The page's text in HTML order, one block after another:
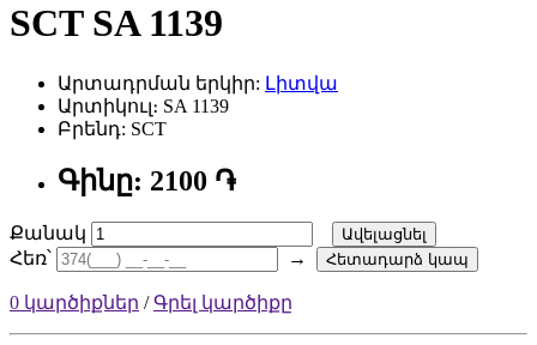
SCT SA 1139
Արտադրման երկիր: Լիտվա
Արտիկուլ։ SA 1139
Բրենդ: SCT
Գինը: 2100 ֏
Քանակ Ավելացնել
Հեռ՝ → Հետադարձ կապ
0 կարծիքներ /Գրել կարծիքը